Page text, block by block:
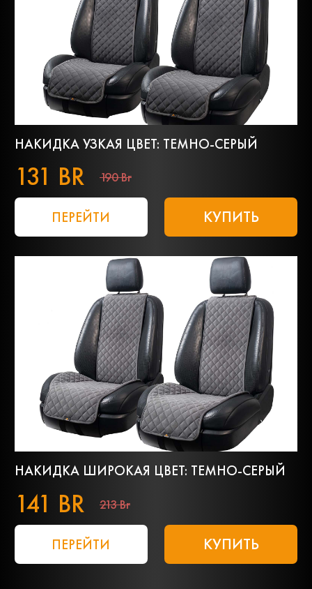
НАКИДКА УЗКАЯ ЦВЕТ: ТЕМНО-СЕРЫЙ
131 BR 190 Br
ПЕРЕЙТИ КУПИТЬ
НАКИДКА ШИРОКАЯ ЦВЕТ: ТЕМНО-СЕРЫЙ
141 BR 213 Br
ПЕРЕЙТИ КУПИТЬ